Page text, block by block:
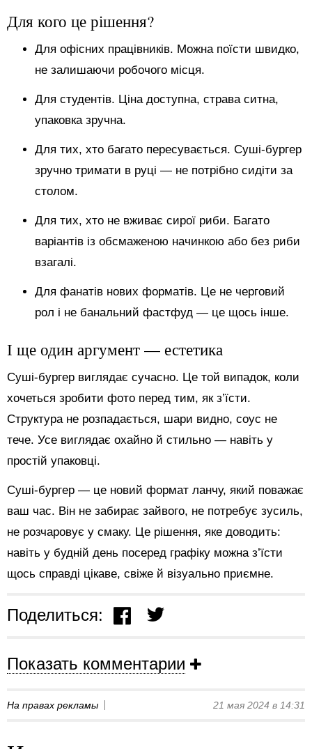
Для кого це рішення?
Для офісних працівників. Можна поїсти швидко,
не залишаючи робочого місця.
Для студентів. Ціна доступна, страва ситна,
упаковка зручна.
Для тих, хто багато пересувається. Суші-бургер
зручно тримати в руці — не потрібно сидіти за
столом.
Для тих, хто не вживає сирої риби. Багато
варіантів із обсмаженою начинкою або без риби
взагалі.
Для фанатів нових форматів. Це не черговий
рол і не банальний фастфуд — це щось інше.
І ще один аргумент — естетика
Суші-бургер виглядає сучасно. Це той випадок, коли
хочеться зробити фото перед тим, як з’їсти.
Структура не розпадається, шари видно, соус не
тече. Усе виглядає охайно й стильно — навіть у
простій упаковці.
Суші-бургер — це новий формат ланчу, який поважає
ваш час. Він не забирає зайвого, не потребує зусиль,
не розчаровує у смаку. Це рішення, яке доводить:
навіть у будній день посеред графіку можна з’їсти
щось справді цікаве, свіже й візуально приємне.
Поделиться:
Показать комментарии
На правах рекламы 21 мая 2024 в 14:31